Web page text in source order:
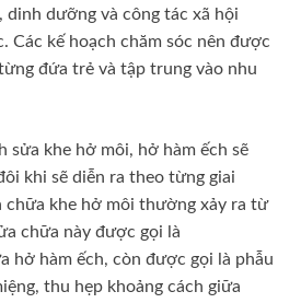
dinh dưỡng và công tác xã hội
Các kế hoạch chăm sóc nên được
đứa trẻ và tập trung vào nhu
sửa khe hở môi, hở hàm ếch sẽ
khi sẽ diễn ra theo từng giai
chữa khe hở môi thường xảy ra từ
chữa này được gọi là
hở hàm ếch, còn được gọi là phẫu
thu hẹp khoảng cách giữa